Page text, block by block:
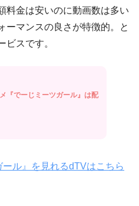
料金は安いのに動画数は多い
ーマンスの良さが特徴的。と
ビスです。
『でーじミーツガール』は配
ル』を見れるdTVはこちら